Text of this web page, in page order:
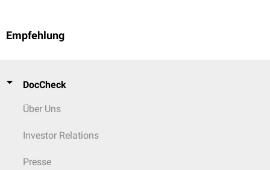
Empfehlung
DocCheck
Über Uns
Investor Relations
Presse